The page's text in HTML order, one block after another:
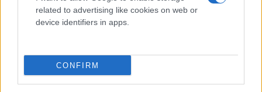
related to advertising like cookies on web or
device identifiers in apps.
CONFIRM
ίσες αποστάσεις απλώς δεν υπάρχουν.